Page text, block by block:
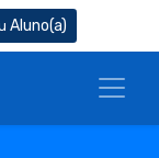
Aluno(a)